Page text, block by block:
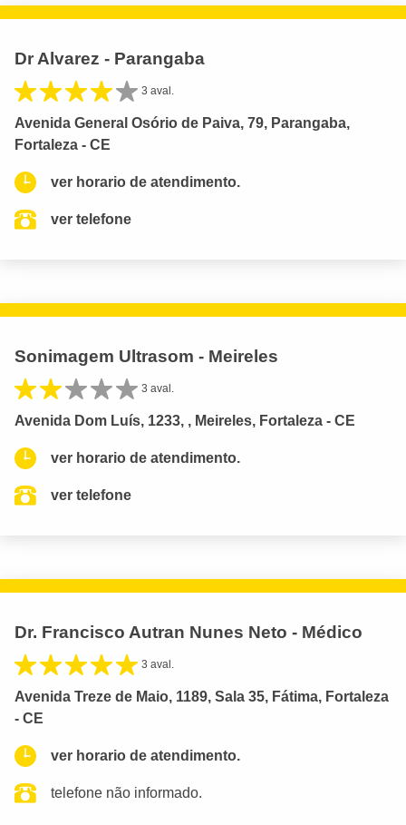
Dr Alvarez - Parangaba
3 aval.
Avenida General Osório de Paiva, 79, Parangaba,
Fortaleza - CE
ver horario de atendimento.
ver telefone
Sonimagem Ultrasom - Meireles
3 aval.
Avenida Dom Luís, 1233, , Meireles, Fortaleza - CE
ver horario de atendimento.
ver telefone
Dr. Francisco Autran Nunes Neto - Médico
3 aval.
Avenida Treze de Maio, 1189, Sala 35, Fátima, Fortaleza
- CE
ver horario de atendimento.
telefone não informado.